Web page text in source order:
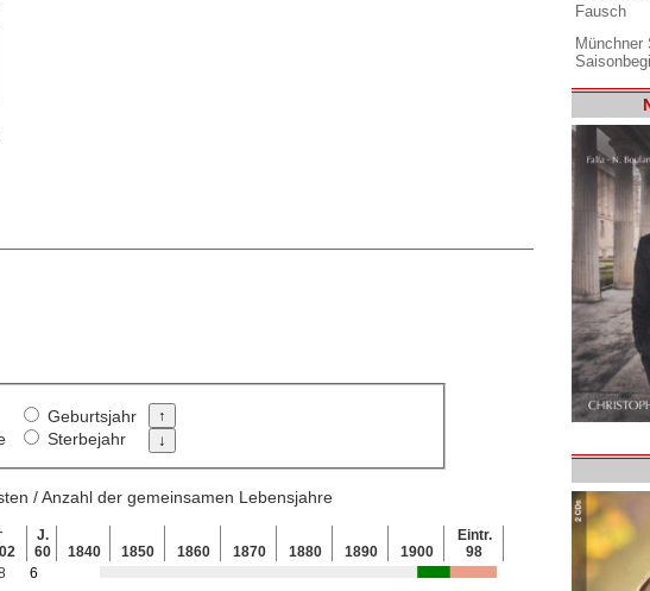
Geburtsjahr
Sterbejahr
/ Anzahl der gemeinsamen Lebensjahre
J.
60
1840 1850 1860 1870 1880 1890 1900
Eintr.
98
6
Fausch
Münchner